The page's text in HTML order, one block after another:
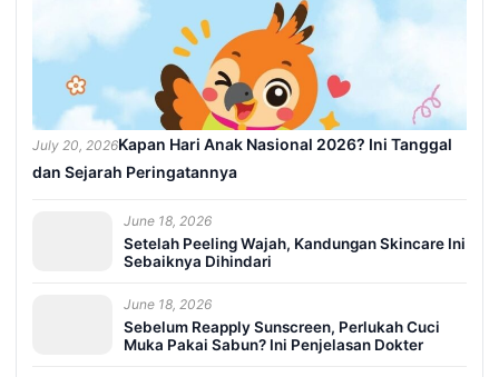
July 20, 2026Kapan Hari Anak Nasional 2026? Ini Tanggal
dan Sejarah Peringatannya
June 18, 2026
Setelah Peeling Wajah, Kandungan Skincare Ini
Sebaiknya Dihindari
June 18, 2026
Sebelum Reapply Sunscreen, Perlukah Cuci
Muka Pakai Sabun? Ini Penjelasan Dokter